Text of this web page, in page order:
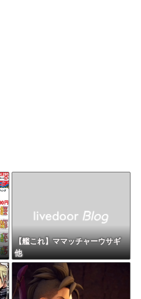
【艦これ】ママッチャーウサギ
他